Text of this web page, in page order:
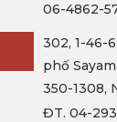
06-4862-
302, 1-46-
phố
350-1308,
ĐT. 04-